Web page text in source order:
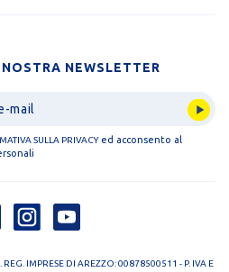
NEWSLETTER
SULLA PRIVACYed acconsento al
REG. IMPRESE DI AREZZO: 00878500511 - P. IVA E